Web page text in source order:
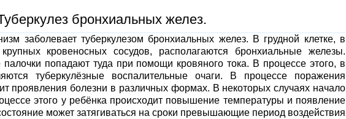
бронхиальных желез.
заболевает туберкулезом бронхиальных желез. В грудной клетке, в
кровеносных сосудов, располагаются бронхиальные железы.
попадают туда при помощи кровяного тока. В процессе этого, в
туберкулёзные воспалительные очаги. В процессе поражения
проявления болезни в различных формах. В некоторых случаях начало
этого у ребёнка происходит повышение температуры и появление
может затягиваться на сроки превышающие период воздействия